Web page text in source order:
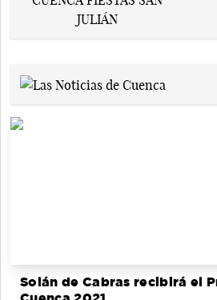
Solán de Cabras recibirá el